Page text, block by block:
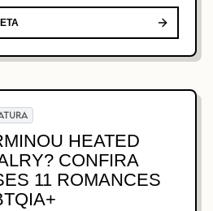
HEATED
CONFIRA
11 ROMANCES